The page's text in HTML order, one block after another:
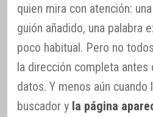
quien mira con atención:
guión añadido, una palabra
poco habitual. Pero no
la dirección completa antes
datos. Y menos aún cuando
buscador y la página